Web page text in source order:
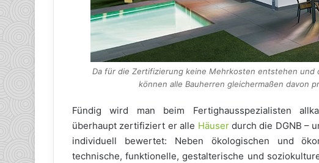
Da für die Zertifizierung keine Mehrkosten entstehen
können alle Bauherren gleichermaßen davon
Fündig wird man beim Fertighausspezialisten
überhaupt zertifiziert er alle Häuserdurch die DGNB –
individuell bewertet: Neben ökologischen und
technische, funktionelle, gestalterische und